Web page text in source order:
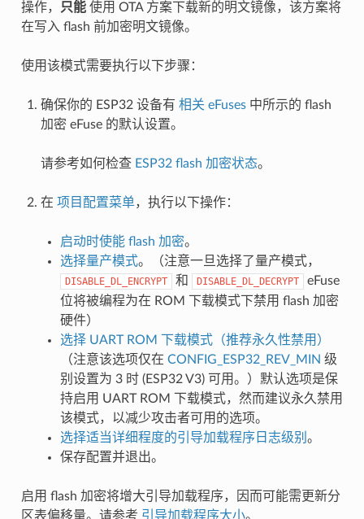
操作，
只能使用 OTA 方案下载新的明文镜像，该方案将
在写入 flash 前加密明文镜像。
使用该模式需要执行以下步骤：
确保你的 ESP32 设备有 相关 eFuses中所示的 flash
加密 eFuse 的默认设置。
请参考如何检查 ESP32 flash 加密状态。
在 项目配置菜单，执行以下操作：
启动时使能 flash 加密。
选择量产模式。（注意一旦选择了量产模式，
DISABLE_DL_ENCRYPT 和 DISABLE_DL_DECRYPT
eFuse
位将被编程为在 ROM 下载模式下禁用 flash 加密
硬件）
选择 UART ROM 下载模式（推荐永久性禁用）
（注意该选项仅在 CONFIG_ESP32_REV_MIN 级
别设置为 3 时 (ESP32 V3) 可用。）默认选项是保
持启用 UART ROM 下载模式，然而建议永久禁用
该模式，以减少攻击者可用的选项。
选择适当详细程度的引导加载程序日志级别 。
保存配置并退出。
启用 flash 加密将增大引导加载程序，因而可能需更新分
区表偏移量。请参考 引导加载程序大小。